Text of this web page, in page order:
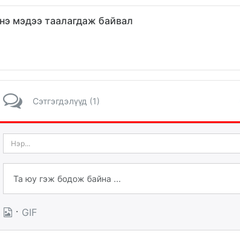
мэдээ таалагдаж байвал
Сэтгэгдэлүүд (1)
· GIF